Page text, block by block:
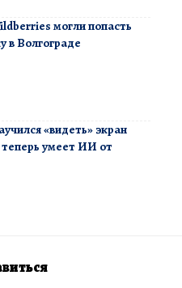
могли попасть
в Волгограде
«видеть» экран
теперь умеет ИИ от